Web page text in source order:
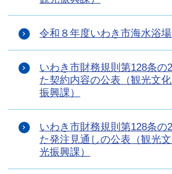
令和８年度いわき市海水浴
いわき市財務規則第128条の
た契約内容の公表（観光文
振興課）
いわき市財務規則第128条の
た発注見通しの公表（観光
光振興課）